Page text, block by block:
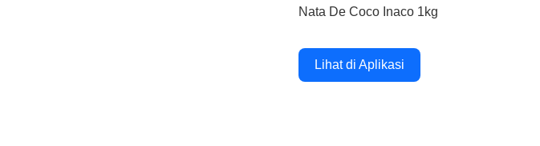
Nata De Coco Inaco 1kg
Lihat di Aplikasi